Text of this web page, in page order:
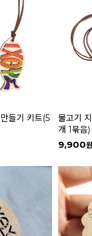
들기 키트(5
물고기
개 1묶음)
9,900